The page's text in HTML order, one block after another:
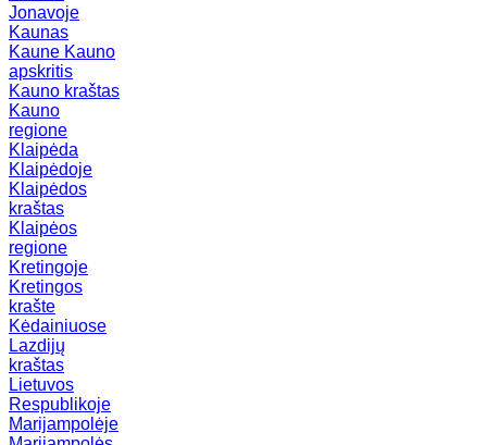
Jonavoje
Kaunas
Kaune Kauno
apskritis
Kauno kraštas
Kauno
regione
Klaipėda
Klaipėdoje
Klaipėdos
kraštas
Klaipėos
regione
Kretingoje
Kretingos
krašte
Kėdainiuose
Lazdijų
kraštas
Lietuvos
Respublikoje
Marijampolėje